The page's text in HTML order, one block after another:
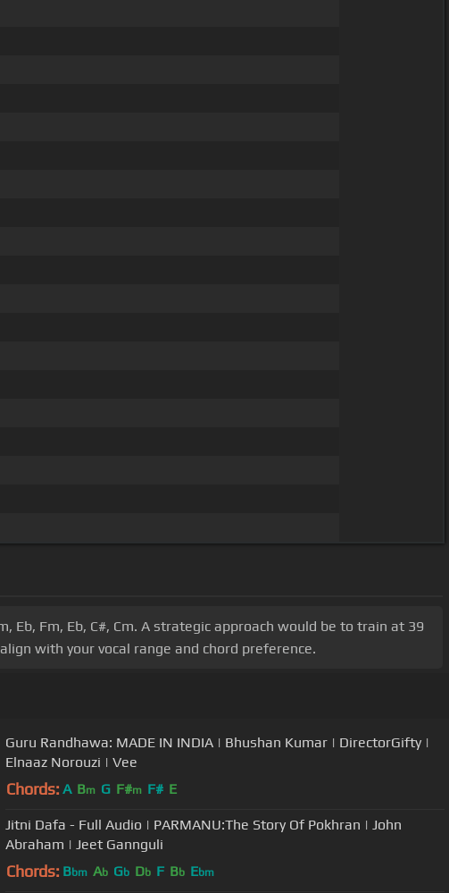
Eb, Fm, Eb, C#, Cm. A strategic approach would be to train at 39
with your vocal range and chord preference.
Guru Randhawa: MADE IN INDIA | Bhushan Kumar | DirectorGifty |
Elnaaz Norouzi | Vee
Chords: A Bm G F#m F# E
Jitni Dafa - Full Audio | PARMANU:The Story Of Pokhran | John
Abraham | Jeet Gannguli
Chords: Bbm Ab Gb Db F Bb Ebm